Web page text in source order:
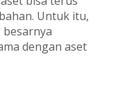
Untuk itu,
dengan aset